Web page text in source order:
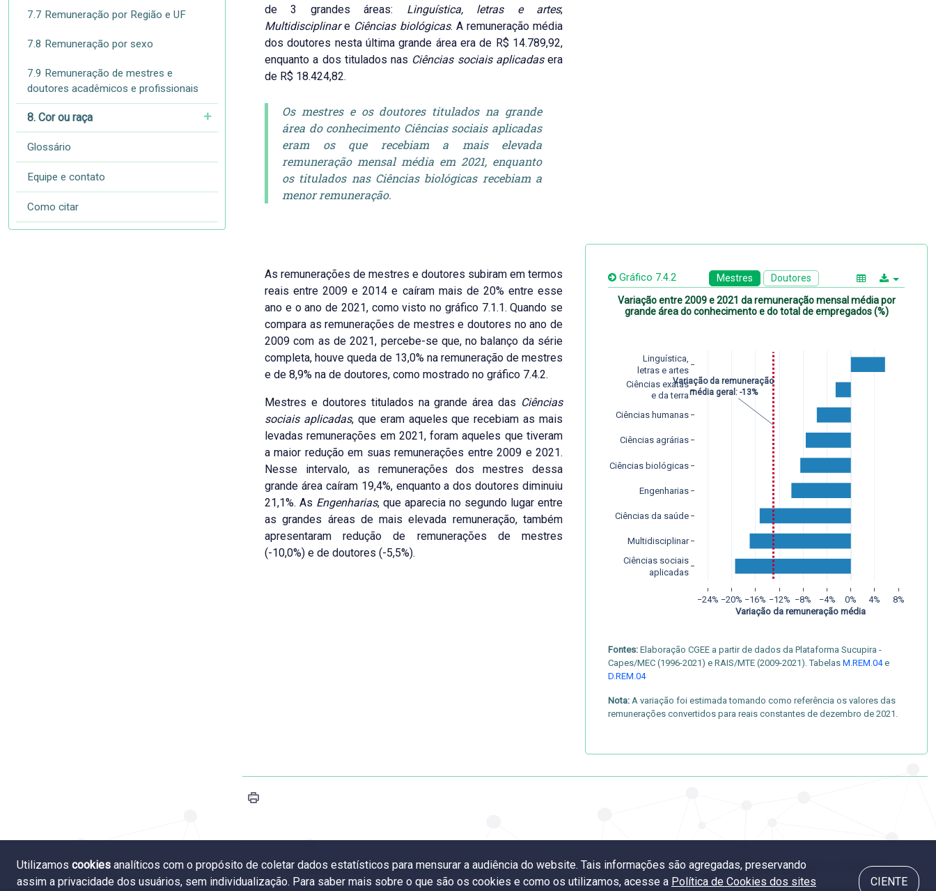
7.7 Remuneração por Região e UF
7.8 Remuneração por sexo
7.9 Remuneração de mestres e
doutores acadêmicos e profissionais
8. Cor ou raça
Glossário
Equipe e contato
Como citar
de 3 grandes áreas: Linguística, letras e artes;
Multidisciplinare Ciências biológicas. A remuneração média
dos doutores nesta última grande área era de R$ 14.789,92,
enquanto a dos titulados nas Ciências sociais aplicadasera
de R$ 18.424,82.
Os mestres e os doutores titulados na grande
área do conhecimento Ciências sociais aplicadas
eram os que recebiam a mais elevada
remuneração mensal média em 2021, enquanto
os titulados nas Ciências biológicas recebiam a
menor remuneração.
As remunerações de mestres e doutores subiram em termos
reais entre 2009 e 2014 e caíram mais de 20% entre esse
ano e o ano de 2021, como visto no gráfico 7.1.1. Quando se
compara as remunerações de mestres e doutores no ano de
2009 com as de 2021, percebe-se que, no balanço da série
completa, houve queda de 13,0% na remuneração de mestres
e de 8,9% na de doutores, como mostrado no gráfico 7.4.2.
Mestres e doutores titulados na grande área das Ciências
sociais aplicadas, que eram aqueles que recebiam as mais
levadas remunerações em 2021, foram aqueles que tiveram
a maior redução em suas remunerações entre 2009 e 2021.
Nesse intervalo, as remunerações dos mestres dessa
grande área caíram 19,4%, enquanto a dos doutores diminuiu
21,1%. As Engenharias, que aparecia no segundo lugar entre
as grandes áreas de mais elevada remuneração, também
apresentaram redução de remunerações de mestres
(-10,0%) e de doutores (-5,5%).
Gráfico 7.4.2 Mestres Doutores
Variação entre 2009 e 2021 da remuneração mensal média por
grande área do conhecimento e do total de empregados (%)
−24% −20% −16% −12% −8% −4% 0% 4% 8%
Ciências sociais
aplicadas
Multidisciplinar
Ciências da saúde
Engenharias
Ciências biológicas
Ciências agrárias
Ciências humanas
Ciências exatas
e da terra
Linguística,
letras e artes
Variação da remuneração média
Variação da remuneração
média geral: -13%
Fontes: Elaboração CGEE a partir de dados da Plataforma Sucupira -
Capes/MEC (1996-2021) e RAIS/MTE (2009-2021). Tabelas M.REM.04e
D.REM.04
Nota: A variação foi estimada tomando como referência os valores das
remunerações convertidos para reais constantes de dezembro de 2021.
7.3 Remuneração por nota ou conceito do programa 7.5 Remuneração por área do conhecimento
Utilizamos cookies analíticos com o propósito de coletar dados estatísticos para mensurar a audiência do website. Tais informações são agregadas, preservando
assim a privacidade dos usuários, sem individualização. Para saber mais sobre o que são os cookies e como os utilizamos, acesse a Política de Cookies dos sites CIENTE